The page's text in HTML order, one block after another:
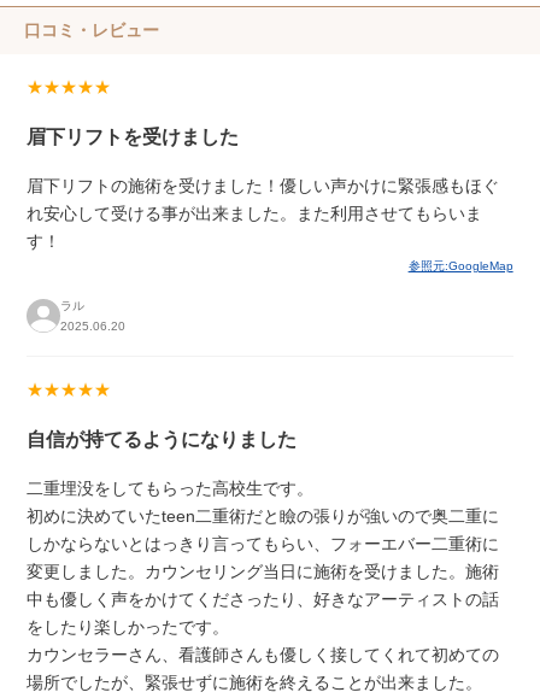
口コミ・レビュー
★★★★★
眉下リフトを受けました
眉下リフトの施術を受けました！優しい声かけに緊張感もほぐ
れ安心して受ける事が出来ました。また利用させてもらいま
す！
参照元:GoogleMap
ラル
2025.06.20
★★★★★
自信が持てるようになりました
二重埋没をしてもらった高校生です。
初めに決めていたteen二重術だと瞼の張りが強いので奥二重に
しかならないとはっきり言ってもらい、フォーエバー二重術に
変更しました。カウンセリング当日に施術を受けました。施術
中も優しく声をかけてくださったり、好きなアーティストの話
をしたり楽しかったです。
カウンセラーさん、看護師さんも優しく接してくれて初めての
場所でしたが、緊張せずに施術を終えることが出来ました。